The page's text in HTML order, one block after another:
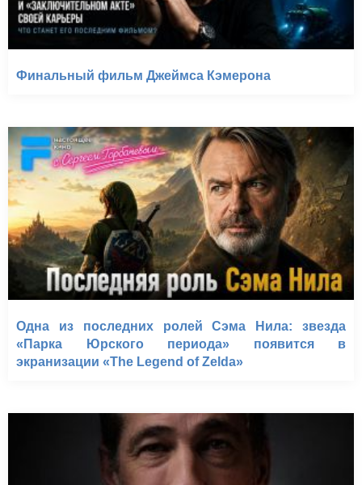
Финальный фильм Джеймса Кэмерона
Одна из последних ролей Сэма Нила: звезда
«Парка Юрского периода» появится в
экранизации «The Legend of Zelda»